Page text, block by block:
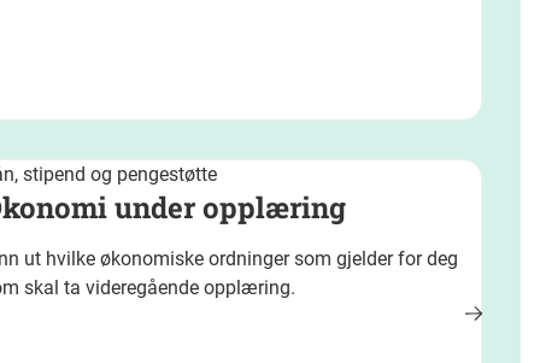
stipend og pengestøtte
under opplæring
ut hvilke økonomiske ordninger som gjelder for deg
skal ta videregående opplæring.